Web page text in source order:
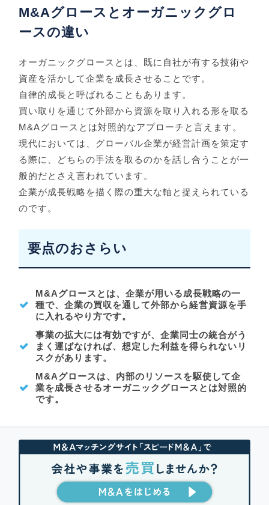
M&Aグロースとオーガニックグロ
ースの違い
オーガニックグロースとは、既に自社が有する技術や
資産を活かして企業を成長させることです。
自律的成長と呼ばれることもあります。
買い取りを通じて外部から資源を取り入れる形を取る
M&Aグロースとは対照的なアプローチと言えます。
現代においては、グローバル企業が経営計画を策定す
る際に、どちらの手法を取るのかを話し合うことが一
般的だとさえ言われています。
企業が成長戦略を描く際の重大な軸と捉えられている
のです。
要点のおさらい
M&Aグロースとは、企業が用いる成長戦略の一
種で、企業の買収を通して外部から経営資源を手
に入れるやり方です。
事業の拡大には有効ですが、企業同士の統合がう
まく運ばなければ、想定した利益を得られないリ
スクがあります。
M&Aグロースは、内部のリソースを駆使して企
業を成長させるオーガニックグロースとは対照的
です。